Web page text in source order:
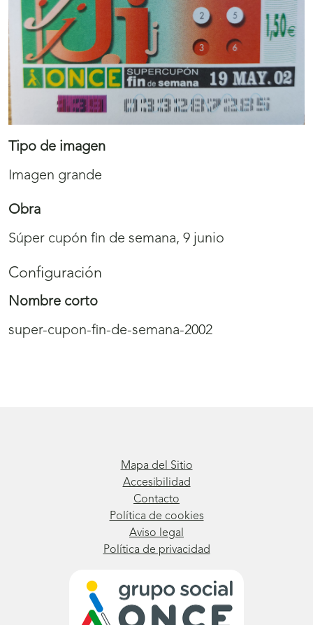
Tipo de imagen
Imagen grande
Obra
Súper cupón fin de semana, 9 junio
Configuración
Nombre corto
super-cupon-fin-de-semana-2002
Mapa del Sitio
Accesibilidad
Contacto
Política de cookies
Aviso legal
Política de privacidad